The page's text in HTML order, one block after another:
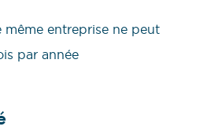
même entreprise ne peut
par année